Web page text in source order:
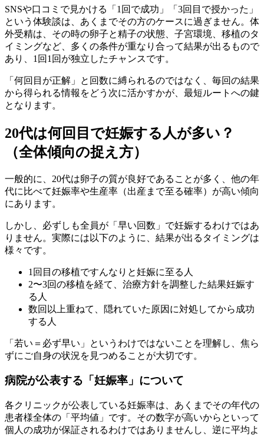
SNSや口コミで見かける「1回で成功」「3回目で授かった」
という体験談は、あくまでその方のケースに過ぎません。体
外受精は、その時の卵子と精子の状態、子宮環境、移植のタ
イミングなど、 多くの条件が重なり合って結果が出るもので
あり、1回1回が独立したチャンスです。
「何回目が正解」と回数に縛られるのではなく、毎回の結果
から得られる情報をどう次に活かすかが、最短ルートへの鍵
となります。
20代は何回目で妊娠する人が多い？
（全体傾向の捉え方）
一般的に、20代は卵子の質が良好であることが多く、他の年
代に比べて妊娠率や生産率（出産まで至る確率）が高い傾向
にあります。
しかし、必ずしも全員が「早い回数」で妊娠するわけではあ
りません。実際には以下のように、結果が出るタイミングは
様々です。
1回目の移植ですんなりと妊娠に至る人
2〜3回の移植を経て、治療方針を調整した結果妊娠す
る人
数回以上重ねて、隠れていた原因に対処してから成功
する人
「若い＝必ず早い」というわけではないことを理解し、焦ら
ずにご自身の状況を見つめることが大切です。
病院が公表する「妊娠率」について
各クリニックが公表している妊娠率は、あくまでその年代の
患者様全体の「平均値」です。その数字が高いからといって
個人の成功が保証されるわけではありませんし、逆に平均よ